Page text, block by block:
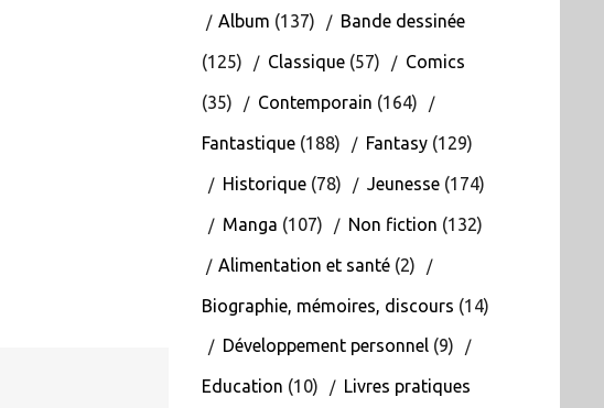
Album (137) Bande dessinée
(125) Classique(57) Comics
(35) Contemporain (164)
Fantastique(188) Fantasy(129)
Historique(78) Jeunesse(174)
Manga (107) Non fiction (132)
Alimentation et santé(2)
Biographie, mémoires, discours (14)
Développement personnel(9)
Education (10) Livres pratiques